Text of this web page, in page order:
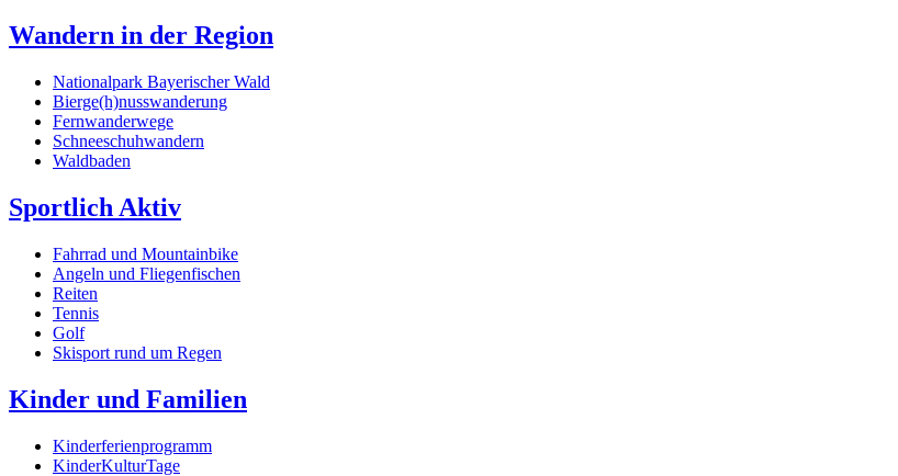
Wandern in der Region
Nationalpark Bayerischer Wald
Bierge(h)nusswanderung
Fernwanderwege
Schneeschuhwandern
Waldbaden
Sportlich Aktiv
Fahrrad und Mountainbike
Angeln und Fliegenfischen
Reiten
Tennis
Golf
Skisport rund um Regen
Kinder und Familien
Kinderferienprogramm
KinderKulturTage